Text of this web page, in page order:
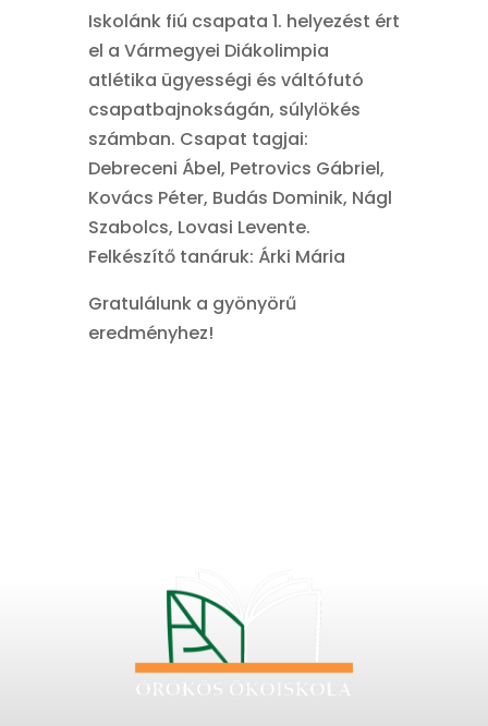
Iskolánk fiú csapata 1. helyezést ért
el a Vármegyei Diákolimpia
atlétika ügyességi és váltófutó
csapatbajnokságán, súlylökés
számban. Csapat tagjai:
Debreceni Ábel, Petrovics Gábriel,
Kovács Péter, Budás Dominik, Nágl
Szabolcs, Lovasi Levente.
Felkészítő tanáruk: Árki Mária
Gratulálunk a gyönyörű
eredményhez!